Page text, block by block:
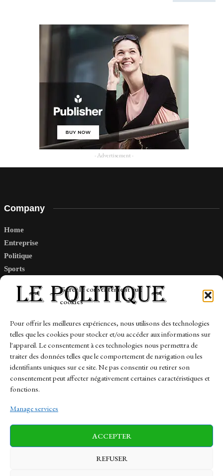
Gérer le consentement aux
cookies
Pour offrir les meilleures expériences, nous utilisons des technologies
telles que les cookies pour stocker et/ou accéder aux informations sur
l'appareil. Le consentement à ces technologies nous permettra de
traiter des données telles que le comportement de navigation ou les
identifiants uniques sur ce site. Ne pas consentir ou retirer son
consentement peut affecter négativement certaines caractéristiques et
fonctions.
Manage services
ACCEPTER
REFUSER
- Advertisement -
Company
Home
Entreprise
Politique
Sports
Links
Contact
Sitemap
News Finance-Marches Politics
Business Tech Health Sports Travel